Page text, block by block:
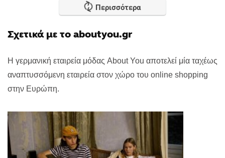
Περισσότερα
Σχετικά με το aboutyou.gr
H γερμανική εταιρεία μόδας About You αποτελεί μία ταχέως
αναπτυσσόμενη εταιρεία στον χώρο του online shopping
στην Ευρώπη.